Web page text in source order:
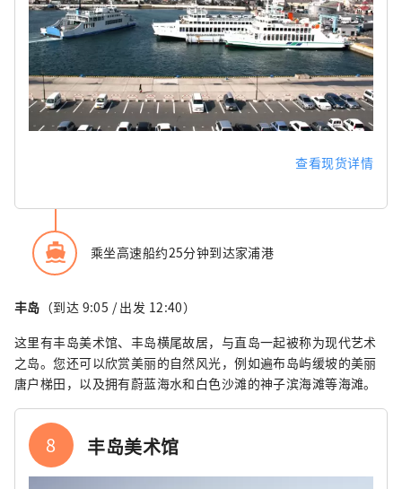
查看现货详情
directions_boat 乘坐高速船约25分钟到达家浦港
丰岛 （到达 9:05 / 出发 12:40）
这里有丰岛美术馆、丰岛横尾故居，与直岛一起被称为现代艺术
之岛。您还可以欣赏美丽的自然风光，例如遍布岛屿缓坡的美丽
唐户梯田，以及拥有蔚蓝海水和白色沙滩的神子滨海滩等海滩。
8 丰岛美术馆